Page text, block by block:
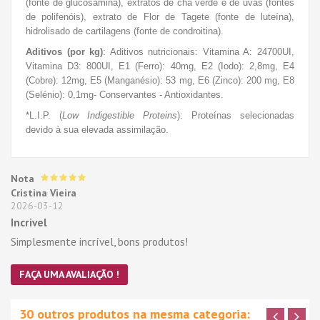
(fonte de glucosamina), extratos de chá verde e de uvas (fontes
de polifenóis), extrato de Flor de Tagete (fonte de luteína),
hidrolisado de cartilagens (fonte de condroitina).
Aditivos (por kg): Aditivos nutricionais: Vitamina A: 24700UI,
Vitamina D3: 800UI, E1 (Ferro): 40mg, E2 (Iodo): 2,8mg, E4
(Cobre): 12mg, E5 (Manganésio): 53 mg, E6 (Zinco): 200 mg, E8
(Selénio): 0,1mg- Conservantes - Antioxidantes.
*L.I.P. (Low Indigestible Proteins): Proteínas selecionadas
devido à sua elevada assimilação.
Nota
Cristina Vieira
2026-03-12
Incrivel
Simplesmente incrível, bons produtos!
FAÇA UMA AVALIAÇÃO !
30 outros produtos na mesma categoria: